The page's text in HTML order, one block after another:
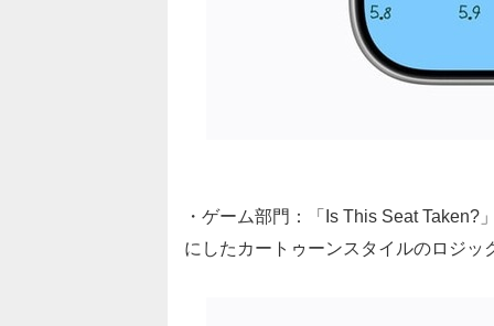
・ゲーム部門：「Is This Seat
にしたカートゥーンスタイルのロジッ